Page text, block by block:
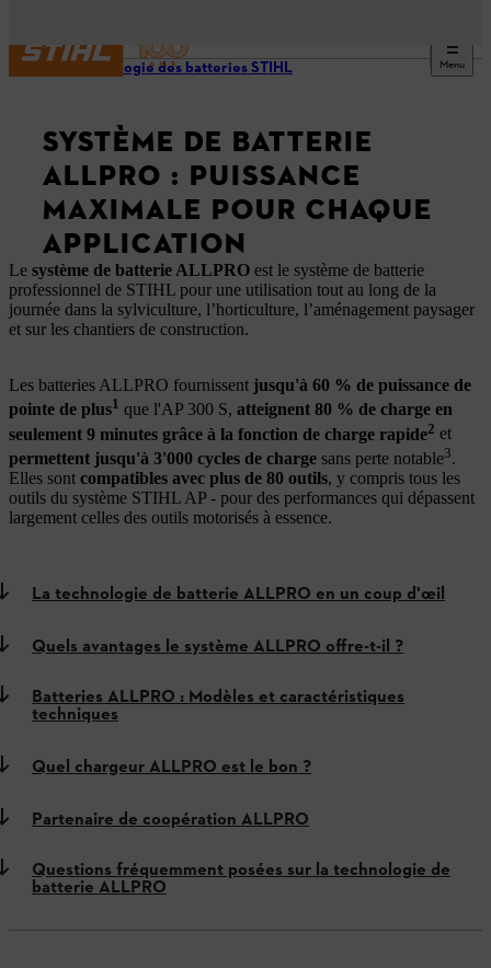
Menu
Technologie des batteries STIHL
SYSTÈME DE BATTERIE
ALLPRO : PUISSANCE
MAXIMALE POUR CHAQUE
APPLICATION
Le système de batterie ALLPRO est le système de batterie
professionnel de STIHL pour une utilisation tout au long de la
journée dans la sylviculture, l’horticulture, l’aménagement paysager
et sur les chantiers de construction.
Les batteries ALLPRO fournissent jusqu'à 60 % de puissance de
pointe de plus1 que l'AP 300 S, atteignent 80 % de charge en
seulement 9 minutes grâce à la fonction de charge rapide2 et
permettent jusqu'à 3'000 cycles de charge sans perte notable3.
Elles sont compatibles avec plus de 80 outils, y compris tous les
outils du système STIHL AP - pour des performances qui dépassent
largement celles des outils motorisés à essence.
La technologie de batterie ALLPRO en un coup d'œil
Quels avantages le système ALLPRO offre-t-il ?
Batteries ALLPRO : Modèles et caractéristiques
techniques
Quel chargeur ALLPRO est le bon ?
Partenaire de coopération ALLPRO
Questions fréquemment posées sur la technologie de
batterie ALLPRO